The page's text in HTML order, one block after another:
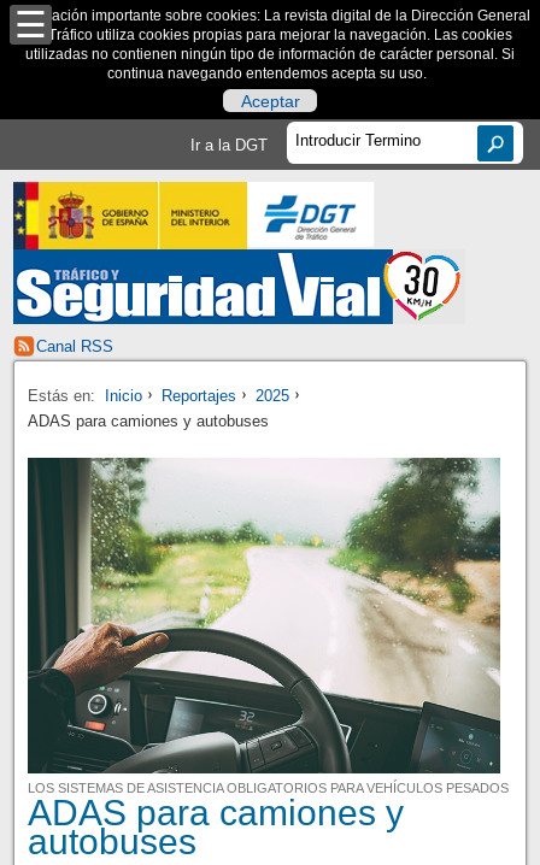
Información importante sobre cookies: La revista digital de la Dirección General
de Tráfico utiliza cookies propias para mejorar la navegación. Las cookies
utilizadas no contienen ningún tipo de información de carácter personal. Si
continua navegando entendemos acepta su uso.
Aceptar
Ir a la DGT
Canal RSS
Estás en: Inicio Reportajes
2025
ADAS para camiones y autobuses
LOS SISTEMAS DE ASISTENCIA OBLIGATORIOS PARA VEHÍCULOS PESADOS
ADAS para camiones y
autobuses